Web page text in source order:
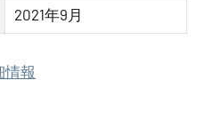
2021年9月
情報